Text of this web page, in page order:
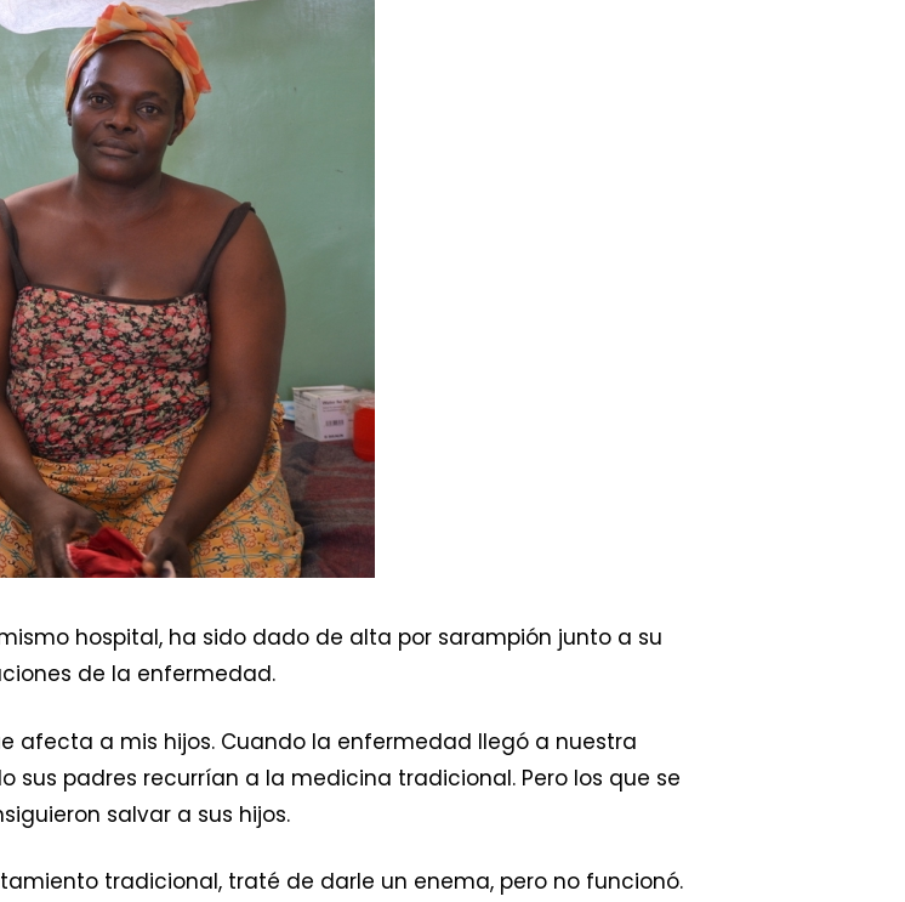
hospital, ha sido dado de alta por sarampión junto a su
de la enfermedad.
afecta a mis hijos. Cuando la enfermedad llegó a nuestra
sus padres recurrían a la medicina tradicional. Pero los que se
salvar a sus hijos.
tradicional, traté de darle un enema, pero no funcionó.